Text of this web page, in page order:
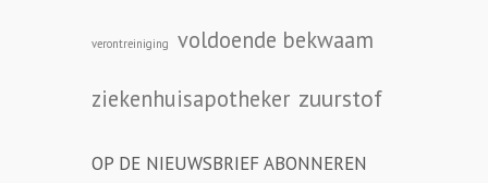
verontreiniging
voldoende bekwaam
ziekenhuisapotheker zuurstof
OP DE NIEUWSBRIEF ABONNEREN